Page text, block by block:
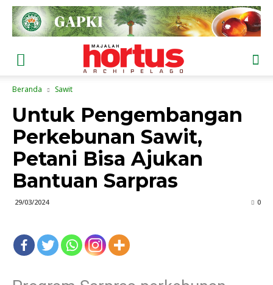
Beranda Sawit
Untuk Pengembangan
Perkebunan Sawit,
Petani Bisa Ajukan
Bantuan Sarpras
29/03/2024 0